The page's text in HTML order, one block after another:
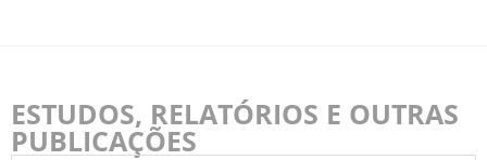
ESTUDOS, RELATÓRIOS E OUTRAS
PUBLICAÇÕES